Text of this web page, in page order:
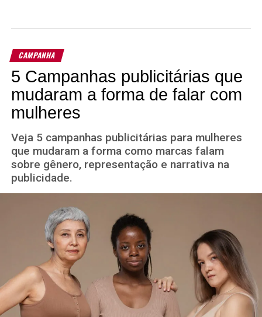
CAMPANHA
5 Campanhas publicitárias que
mudaram a forma de falar com
mulheres
Veja 5 campanhas publicitárias para mulheres
que mudaram a forma como marcas falam
sobre gênero, representação e narrativa na
publicidade.